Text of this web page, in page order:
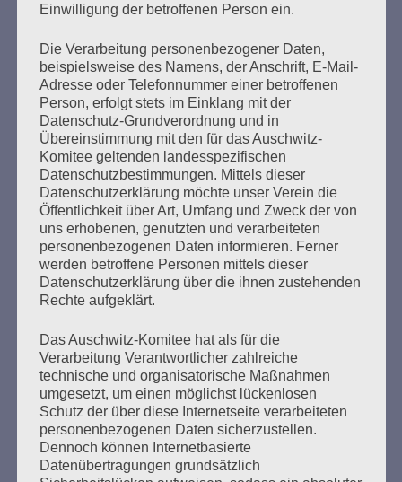
ein Transparent an einer Lattenkonstruktion zu
befestigen, bevor ihn die Polizei des Ortes verwies. Der
Verhandlungstag begann mit einem Antrag des
Verteidigers Waterkamp, der ein
neurowissenschaftliches Gutachten wünscht, um die
Erinnerungslücken Bruno Ds., die nach Meinung des
Verteidigers zu seinen Ungunsten – (D. lasse
Erinnerungen aus, die ihm…
mehr ...
32. Verhandlungstag, Montag,
25.05.2020
Erstellt am 25. Mai 2020
Die Befragung des Gutachters Dr. Stefan Hördler wurde
mit dem letzten Thema, der Phase Januar bis April 1945,
Einwilligung der betroffenen Person ein.
Die Verarbeitung personenbezogener Daten,
beispielsweise des Namens, der Anschrift, E-Mail-
Adresse oder Telefonnummer einer betroffenen
Person, erfolgt stets im Einklang mit der
Datenschutz-Grundverordnung und in
Übereinstimmung mit den für das Auschwitz-
Komitee geltenden landesspezifischen
Datenschutzbestimmungen. Mittels dieser
Datenschutzerklärung möchte unser Verein die
Öffentlichkeit über Art, Umfang und Zweck der von
uns erhobenen, genutzten und verarbeiteten
personenbezogenen Daten informieren. Ferner
werden betroffene Personen mittels dieser
Datenschutzerklärung über die ihnen zustehenden
Rechte aufgeklärt.
Das Auschwitz-Komitee hat als für die
Verarbeitung Verantwortlicher zahlreiche
technische und organisatorische Maßnahmen
umgesetzt, um einen möglichst lückenlosen
Schutz der über diese Internetseite verarbeiteten
personenbezogenen Daten sicherzustellen.
Dennoch können Internetbasierte
Datenübertragungen grundsätzlich